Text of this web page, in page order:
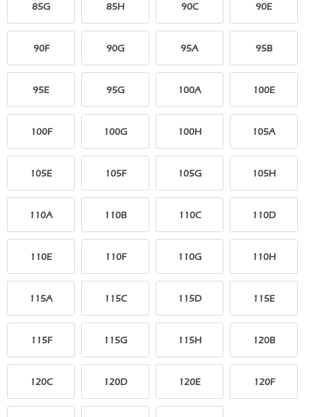
85G 85H 90C 90E
90F 90G 95A 95B
95E 95G 100A 100E
100F 100G 100H 105A
105E 105F 105G 105H
110A 110B 110C 110D
110E 110F 110G 110H
115A 115C 115D 115E
115F 115G 115H 120B
120C 120D 120E 120F